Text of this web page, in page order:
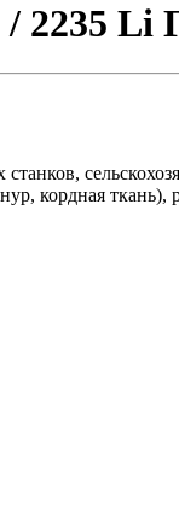
2235
кордная ткань),